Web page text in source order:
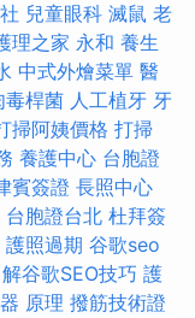
兒童眼科 滅鼠 老
理之家 永和 養生
中式外燴菜單 醫
毒桿菌 人工植牙 牙
掃阿姨價格 打掃
養護中心 台胞證
賓簽證 長照中心
台胞證台北 杜拜簽
護照過期 谷歌seo
谷歌SEO技巧 護
原理 撥筋技術證